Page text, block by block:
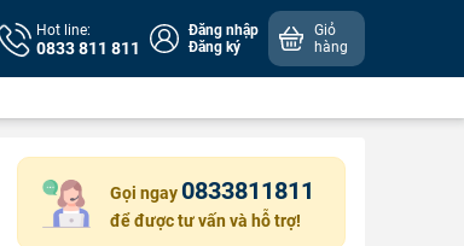
Hot line:
0833 811 811
Đăng nhập
Đăng ký
Giỏ
hàng
Gọi ngay 0833811811
để được tư vấn và hỗ trợ!